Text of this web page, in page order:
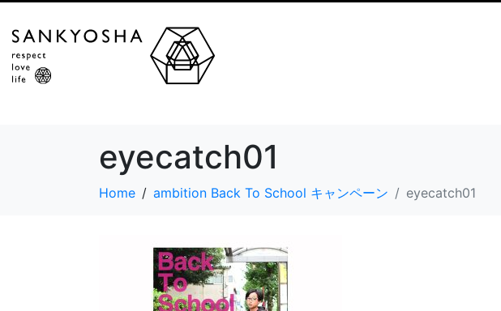
eyecatch01
Home ambition Back To School キャンペーン eyecatch01